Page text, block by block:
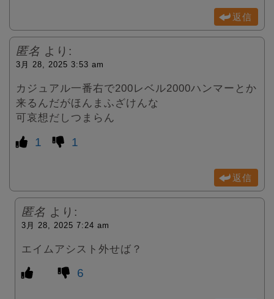
返信
匿名 より:
3月 28, 2025 3:53 am
カジュアル一番右で200レベル2000ハンマーとか
来るんだがほんまふざけんな
可哀想だしつまらん
1 1
返信
匿名 より:
3月 28, 2025 7:24 am
エイムアシスト外せば？
6